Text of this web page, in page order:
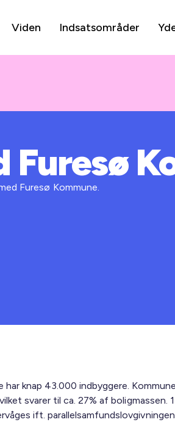
Viden Indsatsområder
Furesø
Furesø Kommune.
har knap 43.000 indbyggere.
svarer til ca. 27% af boligmassen.
ift.